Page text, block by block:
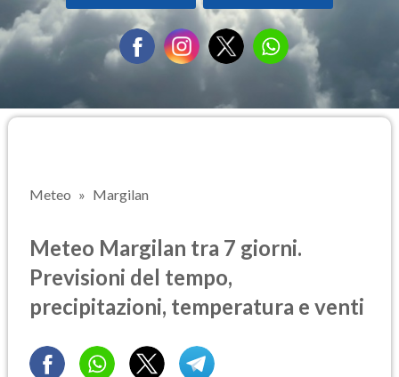
Meteo Margilan
Meteo Margilan tra 7 giorni.
Previsioni del tempo,
precipitazioni, temperatura e venti